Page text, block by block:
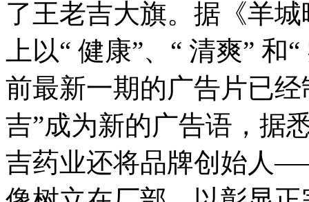
了王老吉大旗。据《羊
上以“ 健康”、“ 清爽”
前最新一期的广告片已
吉”成为新的广告语，据
吉药业还将品牌创始人